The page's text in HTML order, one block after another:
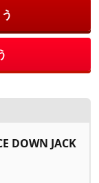
DOWN JACK